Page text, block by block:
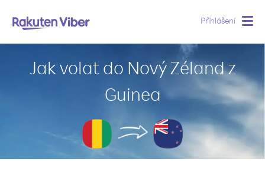
Přihlášení
Jak volat do Nový Zéland z
Guinea